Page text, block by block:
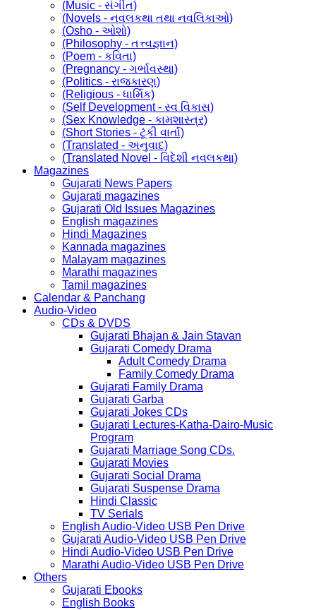
(Music - સંગીત)
(Novels - નવલકથા તથા નવલિકાઓ)
(Osho - ઓશો)
(Philosophy - તત્ત્વજ્ઞાન)
(Poem - કવિતા)
(Pregnancy - ગર્ભાવસ્થા)
(Politics - રાજકારણ)
(Religious - ધાર્મિક)
(Self Development - સ્વ વિકાસ)
(Sex Knowledge - કામશાસ્ત્ર)
(Short Stories - ટૂંકી વાર્તા)
(Translated - અનુવાદ)
(Translated Novel - વિદેશી નવલકથા)
Magazines
Gujarati News Papers
Gujarati magazines
Gujarati Old Issues Magazines
English magazines
Hindi Magazines
Kannada magazines
Malayam magazines
Marathi magazines
Tamil magazines
Calendar & Panchang
Audio-Video
CDs & DVDS
Gujarati Bhajan & Jain Stavan
Gujarati Comedy Drama
Adult Comedy Drama
Family Comedy Drama
Gujarati Family Drama
Gujarati Garba
Gujarati Jokes CDs
Gujarati Lectures-Katha-Dairo-Music
Program
Gujarati Marriage Song CDs.
Gujarati Movies
Gujarati Social Drama
Gujarati Suspense Drama
Hindi Classic
TV Serials
English Audio-Video USB Pen Drive
Gujarati Audio-Video USB Pen Drive
Hindi Audio-Video USB Pen Drive
Marathi Audio-Video USB Pen Drive
Others
Gujarati Ebooks
English Books